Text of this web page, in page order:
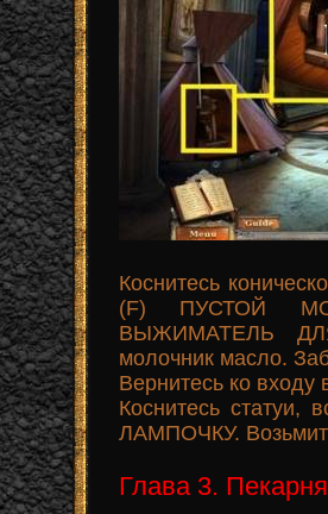
Коснитесь
(F) ПУСТОЙ
ВЫЖИМАТЕЛЬ
молочник масло.
Вернитесь ко входу
Коснитесь статуи,
ЛАМПОЧКУ.
Глава 3. Пекарня